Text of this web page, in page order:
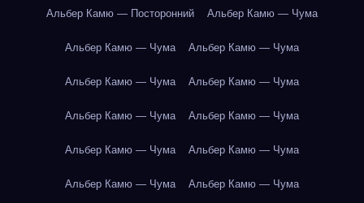
Альбер Камю — Посторонний Альбер Камю — Чума
Альбер Камю — Чума Альбер Камю — Чума
Альбер Камю — Чума Альбер Камю — Чума
Альбер Камю — Чума Альбер Камю — Чума
Альбер Камю — Чума Альбер Камю — Чума
Альбер Камю — Чума Альбер Камю — Чума